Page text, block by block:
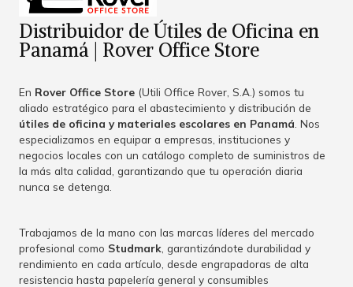
Distribuidor de Útiles de Oficina en
Panamá | Rover Office Store
En Rover Office Store (Utili Office Rover, S.A.) somos tu
aliado estratégico para el abastecimiento y distribución de
útiles de oficina y materiales escolares en Panamá . Nos
especializamos en equipar a empresas, instituciones y
negocios locales con un catálogo completo de suministros de
la más alta calidad, garantizando que tu operación diaria
nunca se detenga.
Trabajamos de la mano con las marcas líderes del mercado
profesional como Studmark , garantizándote durabilidad y
rendimiento en cada artículo, desde engrapadoras de alta
resistencia hasta papelería general y consumibles